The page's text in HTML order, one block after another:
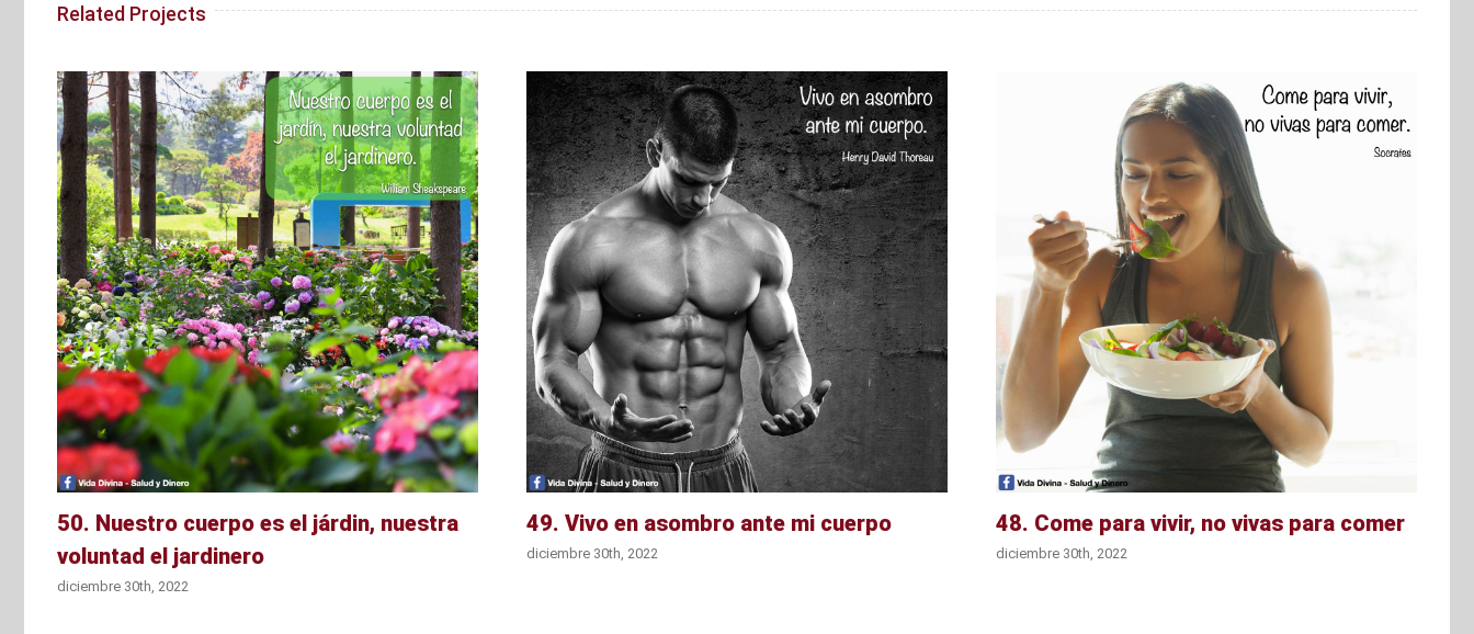
Related Projects
50. Nuestro cuerpo es el járdin, nuestra
voluntad el jardinero
diciembre 30th, 2022
49. Vivo en asombro ante mi cuerpo
diciembre 30th, 2022
48. Come para vivir, no vivas para comer
diciembre 30th, 2022